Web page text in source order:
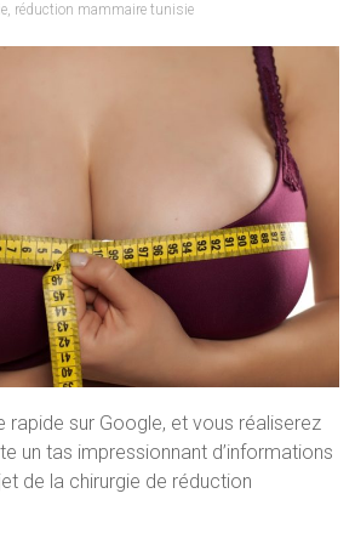
, réduction mammaire tunisie
rapide sur Google, et vous réaliserez
un tas impressionnant d’informations
de la chirurgie de réduction